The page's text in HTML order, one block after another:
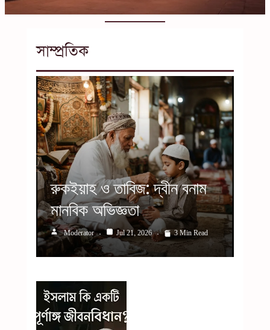
সাম্প্রতিক
রুকইয়াহ ও তাবিজ: দ্বীন বনাম
মানবিক অভিজ্ঞতা
Moderator Jul 21, 2026 3 Min Read